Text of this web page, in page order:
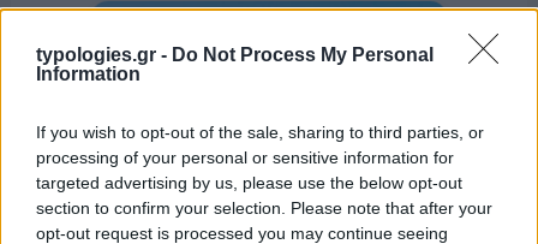
typologies.gr - Do Not Process My Personal
Information
If you wish to opt-out of the sale, sharing to third parties, or
processing of your personal or sensitive information for
targeted advertising by us, please use the below opt-out
section to confirm your selection. Please note that after your
opt-out request is processed you may continue seeing